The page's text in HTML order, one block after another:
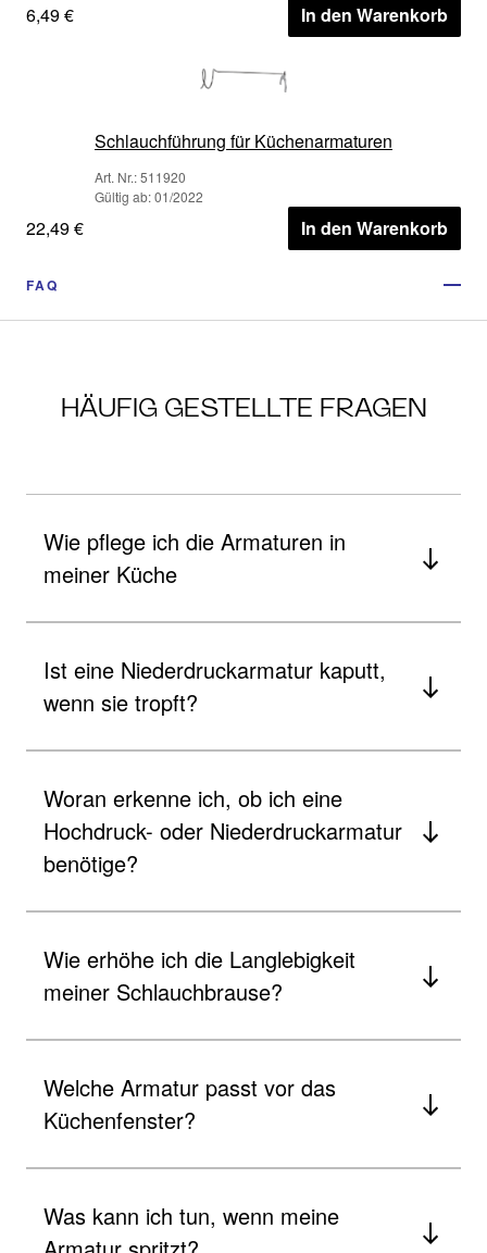
6,49 € In den Warenkorb
Schlauchführung für Küchenarmaturen
Art. Nr.: 511920
Gültig ab: 01/2022
22,49 € In den Warenkorb
FAQ
HÄUFIG GESTELLTE FRAGEN
Wie pflege ich die Armaturen in
meiner Küche
Ist eine Niederdruckarmatur kaputt,
wenn sie tropft?
Woran erkenne ich, ob ich eine
Hochdruck- oder Niederdruckarmatur
benötige?
Wie erhöhe ich die Langlebigkeit
meiner Schlauchbrause?
Welche Armatur passt vor das
Küchenfenster?
Was kann ich tun, wenn meine